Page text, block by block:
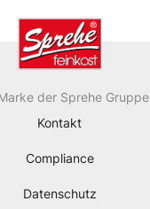
der Sprehe Gruppe
Kontakt
Compliance
Datenschutz